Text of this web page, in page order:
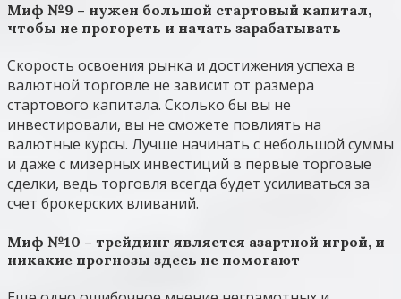
Миф №9 – нужен большой стартовый капитал,
чтобы не прогореть и начать зарабатывать
Скорость освоения рынка и достижения успеха в
валютной торговле не зависит от размера
стартового капитала. Сколько бы вы не
инвестировали, вы не сможете повлиять на
валютные курсы. Лучше начинать с небольшой суммы
и даже с мизерных инвестиций в первые торговые
сделки, ведь торговля всегда будет усиливаться за
счет брокерских вливаний.
Миф №10 – трейдинг является азартной игрой, и
никакие прогнозы здесь не помогают